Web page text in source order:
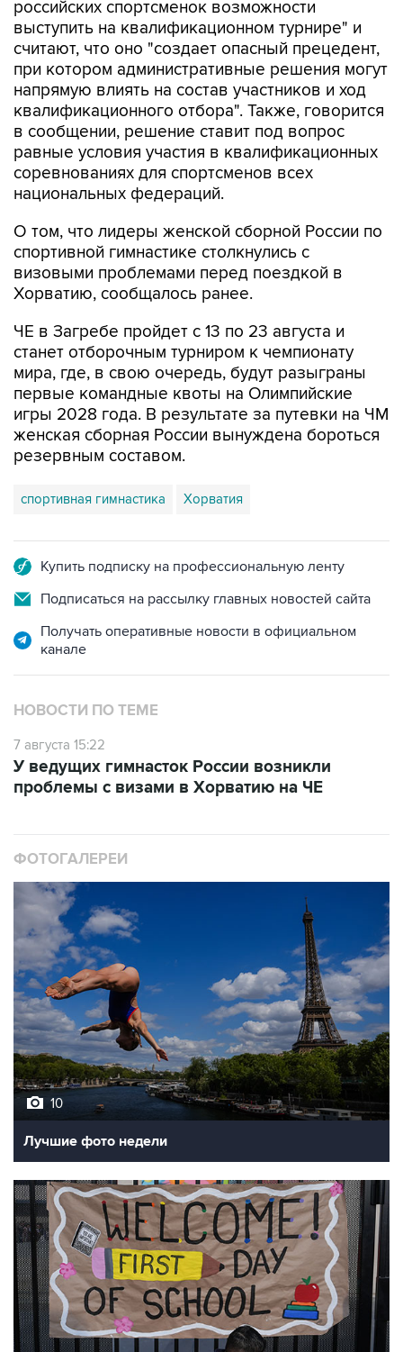
российских спортсменок возможности
выступить на квалификационном турнире" и
считают, что оно "создает опасный прецедент,
при котором административные решения могут
напрямую влиять на состав участников и ход
квалификационного отбора". Также, говорится
в сообщении, решение ставит под вопрос
равные условия участия в квалификационных
соревнованиях для спортсменов всех
национальных федераций.
О том, что лидеры женской сборной России по
спортивной гимнастике столкнулись с
визовыми проблемами перед поездкой в
Хорватию, сообщалось ранее.
ЧЕ в Загребе пройдет с 13 по 23 августа и
станет отборочным турниром к чемпионату
мира, где, в свою очередь, будут разыграны
первые командные квоты на Олимпийские
игры 2028 года. В результате за путевки на ЧМ
женская сборная России вынуждена бороться
резервным составом.
спортивная гимнастика Хорватия
Купить подписку на профессиональную ленту
Подписаться на рассылку главных новостей сайта
Получать оперативные новости в официальном
канале
НОВОСТИ ПО ТЕМЕ
7 августа 15:22
У ведущих гимнасток России возникли
проблемы с визами в Хорватию на ЧЕ
ФОТОГАЛЕРЕИ
10
Лучшие фото недели